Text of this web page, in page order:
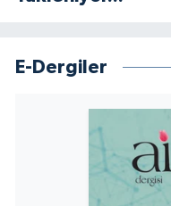
E-Dergiler
Şanlıurfa
Şırnak Müftülüğü